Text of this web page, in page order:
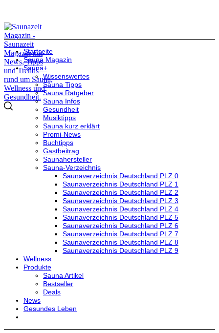
Startseite
Sauna Magazin
Sauna+
Wissenswertes
Sauna Tipps
Sauna Ratgeber
Sauna Infos
Gesundheit
Musiktipps
Sauna kurz erklärt
Promi-News
Buchtipps
Gastbeitrag
Saunahersteller
Sauna-Verzeichnis
Saunaverzeichnis Deutschland PLZ 0
Saunaverzeichnis Deutschland PLZ 1
Saunaverzeichnis Deutschland PLZ 2
Saunaverzeichnis Deutschland PLZ 3
Saunaverzeichnis Deutschland PLZ 4
Saunaverzeichnis Deutschland PLZ 5
Saunaverzeichnis Deutschland PLZ 6
Saunaverzeichnis Deutschland PLZ 7
Saunaverzeichnis Deutschland PLZ 8
Saunaverzeichnis Deutschland PLZ 9
Wellness
Produkte
Sauna Artikel
Bestseller
Deals
News
Gesundes Leben